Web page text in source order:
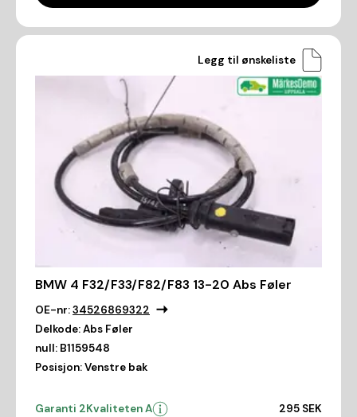
Legg til ønskeliste
BMW 4 F32/F33/F82/F83 13-20 Abs Føler
OE-nr:34526869322
Delkode:Abs Føler
null: B1159548
Posisjon:Venstre bak
Garanti 2Kvaliteten A 295 SEK